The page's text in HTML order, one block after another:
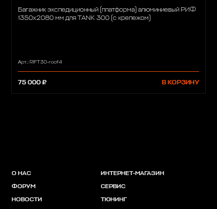
Багажник экспедиционный (платформа) алюминиевый РИФ
1350x2080 мм для TANK 300 (с крепежом)
Арт.: RIFT30-roof4
75 000 ₽ В КОРЗИНУ
О НАС
ФОРУМ
НОВОСТИ
ИНТЕРНЕТ-МАГАЗИН
СЕРВИС
ТЮНИНГ